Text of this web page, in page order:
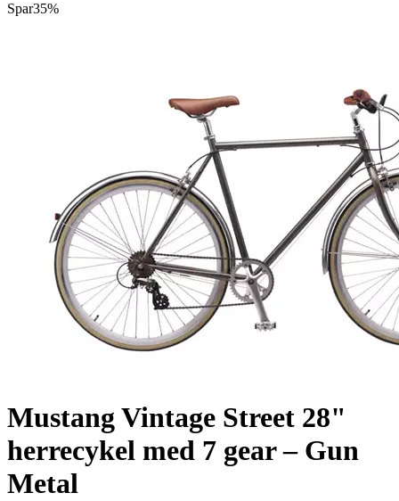
Spar35%
Mustang Vintage Street 28"
herrecykel med 7 gear – Gun
Metal